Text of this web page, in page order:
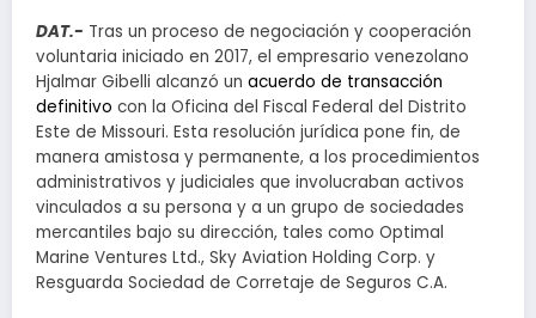
DAT.- Tras un proceso de negociación y cooperación
voluntaria iniciado en 2017, el empresario venezolano
Hjalmar Gibelli alcanzó un acuerdo de transacción
definitivo con la Oficina del Fiscal Federal del Distrito
Este de Missouri. Esta resolución jurídica pone fin, de
manera amistosa y permanente, a los procedimientos
administrativos y judiciales que involucraban activos
vinculados a su persona y a un grupo de sociedades
mercantiles bajo su dirección, tales como Optimal
Marine Ventures Ltd., Sky Aviation Holding Corp. y
Resguarda Sociedad de Corretaje de Seguros C.A.